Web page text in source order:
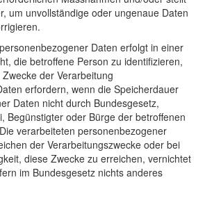
um unvollständige oder ungenaue Daten
Daten erfolgt in einer
die betroffene Person zu identifizieren,
der Verarbeitung
erfordern, wenn die Speicherdauer
Daten nicht durch Bundesgesetz,
Begünstigter oder Bürge der betroffenen
verarbeiteten personenbezogener
der Verarbeitungszwecke oder bei
diese Zwecke zu erreichen, vernichtet
im Bundesgesetz nichts anderes